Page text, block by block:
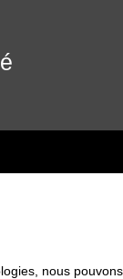
nous